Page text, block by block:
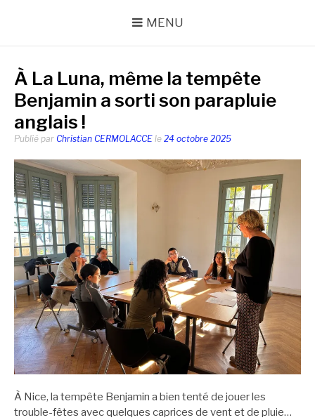
MENU
À La Luna, même la tempête
Benjamin a sorti son parapluie
anglais !
Publié par Christian CERMOLACCE le 24 octobre 2025
À Nice, la tempête Benjamin a bien tenté de jouer les
trouble-fêtes avec quelques caprices de vent et de pluie…